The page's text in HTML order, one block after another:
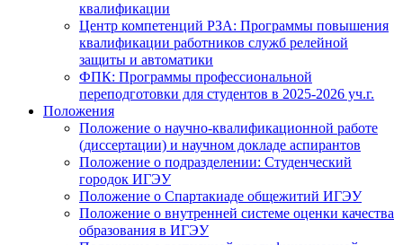
квалификации
Центр компетенций РЗА: Программы повышения
квалификации работников служб релейной
защиты и автоматики
ФПК: Программы профессиональной
переподготовки для студентов в 2025-2026 уч.г.
Положения
Положение о научно-квалификационной работе
(диссертации) и научном докладе аспирантов
Положение о подразделении: Студенческий
городок ИГЭУ
Положение о Спартакиаде общежитий ИГЭУ
Положение о внутренней системе оценки качества
образования в ИГЭУ